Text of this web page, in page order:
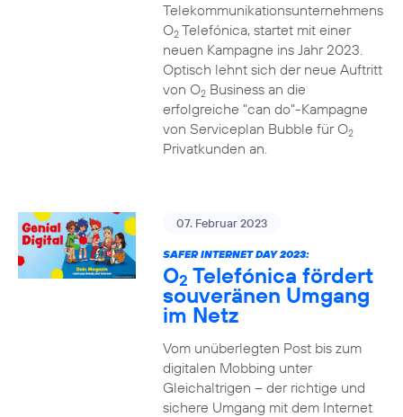
Telekommunikationsunternehmens
O2Telefónica, startet mit einer
neuen Kampagne ins Jahr 2023.
Optisch lehnt sich der neue Auftritt
von O2Business an die
erfolgreiche "can do"-Kampagne
von Serviceplan Bubble für O2
Privatkunden an.
07. Februar 2023
SAFER INTERNET DAY 2023:
O2 Telefónica fördert
souveränen Umgang
im Netz
Vom unüberlegten Post bis zum
digitalen Mobbing unter
Gleichaltrigen – der richtige und
sichere Umgang mit dem Internet